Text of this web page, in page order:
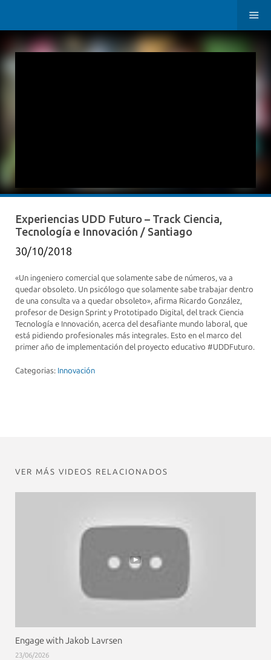
Experiencias UDD Futuro – Track Ciencia,
Tecnología e Innovación / Santiago
30/10/2018
«Un ingeniero comercial que solamente sabe de números, va a
quedar obsoleto. Un psicólogo que solamente sabe trabajar dentro
de una consulta va a quedar obsoleto», afirma Ricardo González,
profesor de Design Sprint y Prototipado Digital, del track Ciencia
Tecnología e Innovación, acerca del desafiante mundo laboral, que
está pidiendo profesionales más integrales. Esto en el marco del
primer año de implementación del proyecto educativo #UDDFuturo.
Categorias: Innovación
VER MÁS VIDEOS RELACIONADOS
Engage with Jakob Lavrsen
23/06/2026